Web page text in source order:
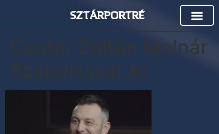
SZTÁRPORTRÉ
Czutor Zoltán Molnár
Szabolcssal_ki